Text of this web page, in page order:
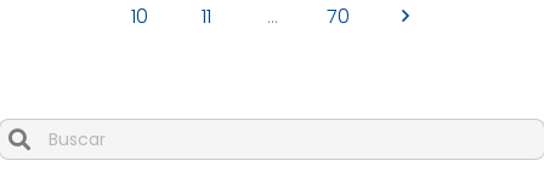
10
11 … 70